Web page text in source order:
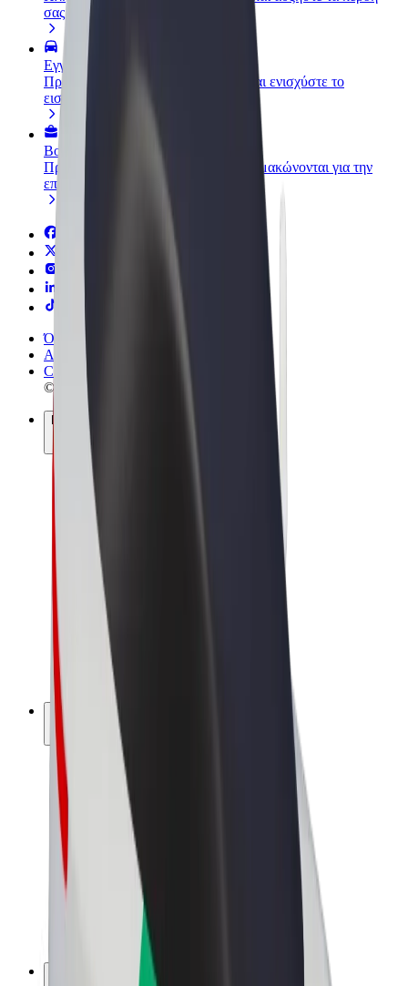
σας
Εγγραφείτε ως ιδιοκτήτης στόλου
Προσθέστε το στόλο σας στο Bolt και ενισχύστε το
εισόδημά σας
Bolt for Business
Προϊόντα και υπηρεσίες Bolt που κλιμακώνονται για την
επιχείρησή σας
Όροι & Προϋποθέσεις
Απόρρητο
Cookies
© 2026 Bolt Technology OÜ
Προϊόντα
Διαδρομές
Σκούτερς
Αγορά Bolt
Bolt Food
Bolt Drive
Bolt for Business
Ηλεκτρικά ποδήλατα
Bolt Plus
Κερδίστε με Bolt
Απολαβές οδηγών
Διανομείς
Απολαβές διανομέων
Bolt Εμπόρους Τροφίμων
Franchises